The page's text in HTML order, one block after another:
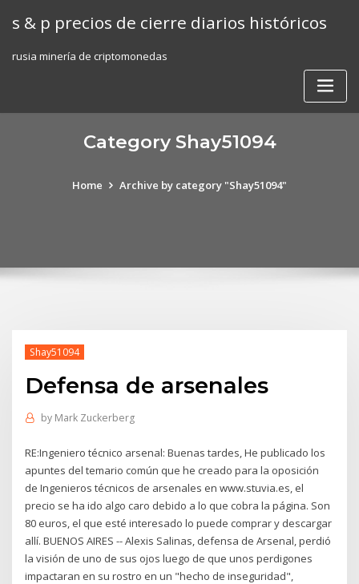
s & p precios de cierre diarios históricos
rusia minería de criptomonedas
Category Shay51094
Home Archive by category "Shay51094"
Shay51094
Defensa de arsenales
by Mark Zuckerberg
RE:Ingeniero técnico arsenal: Buenas tardes, He publicado los
apuntes del temario común que he creado para la oposición
de Ingenieros técnicos de arsenales en www.stuvia.es, el
precio se ha ido algo caro debido a lo que cobra la página. Son
80 euros, el que esté interesado lo puede comprar y descargar
allí. BUENOS AIRES -- Alexis Salinas, defensa de Arsenal, perdió
la visión de uno de sus ojos luego de que unos perdigones
impactaran en su rostro en un "hecho de inseguridad",